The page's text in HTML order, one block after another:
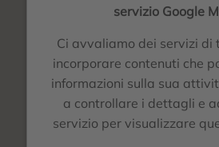
servizio Google
Ci avvaliamo dei servizi di
incorporare contenuti che
informazioni sulla sua
a controllare i dettagli e
servizio per visualizzare